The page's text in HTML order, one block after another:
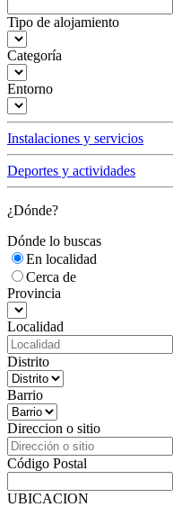
Tipo de alojamiento
Categoría
Entorno
Instalaciones y servicios
Deportes y actividades
¿Dónde?
Dónde lo buscas
En localidad
Cerca de
Provincia
Localidad
Distrito
Barrio
Direccion o sitio
Código Postal
UBICACION